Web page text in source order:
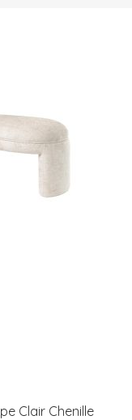
Clair Chenille